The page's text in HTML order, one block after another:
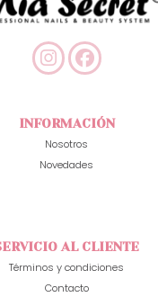
INFORMACIÓN
Nosotros
Novedades
AL CLIENTE
Términos y condiciones
Contacto